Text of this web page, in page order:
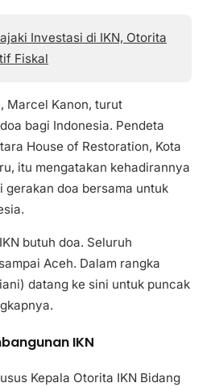
Investasi di IKN, Otorita
Fiskal
Marcel Kanon, turut
bagi Indonesia. Pendeta
House of Restoration, Kota
itu mengatakan kehadirannya
gerakan doa bersama untuk
butuh doa. Seluruh
Aceh. Dalam rangka
datang ke sini untuk puncak
IKN
Kepala Otorita IKN Bidang